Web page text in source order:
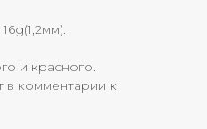
и красного.
в комментарии к